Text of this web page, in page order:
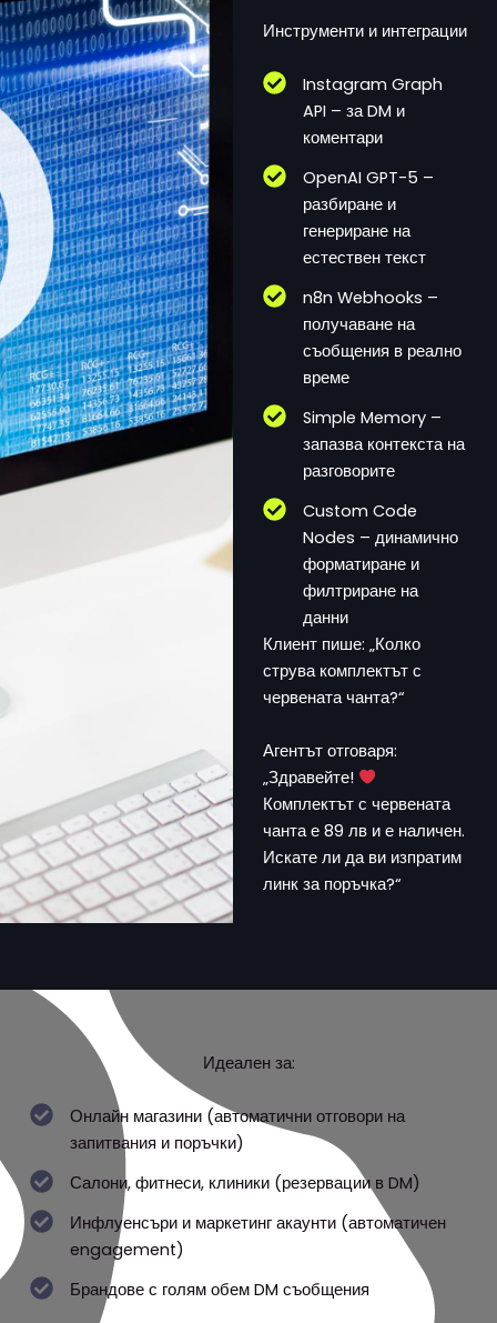
Инструменти и интеграции
Instagram Graph
API – за DM и
коментари
OpenAI GPT-5 –
разбиране и
генериране на
естествен текст
n8n Webhooks –
получаване на
съобщения в реално
време
Simple Memory –
запазва контекста на
разговорите
Custom Code
Nodes – динамично
форматиране и
филтриране на
данни
Клиент пише: „Колко
струва комплектът с
червената чанта?“
Агентът отговаря:
„Здравейте!
Комплектът с червената
чанта е 89 лв и е наличен.
Искате ли да ви изпратим
линк за поръчка?“
Идеален за:
Онлайн магазини (автоматични отговори на
запитвания и поръчки)
Салони, фитнеси, клиники (резервации в DM)
Инфлуенсъри и маркетинг акаунти (автоматичен
engagement)
Брандове с голям обем DM съобщения